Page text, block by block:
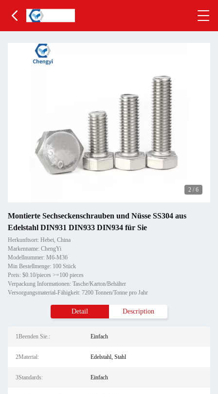
2 / 6
Montierte Sechseckenschrauben und Nüsse SS304 aus
Edelstahl DIN931 DIN933 DIN934 für Sie
Herkunftsort: Hebei, China
Markenname: ChengYi
Modellnummer: M6-M36
Min Bestellmenge: 100 Stück
Preis: $0.10/pieces >=100 pieces
Verpackung Informationen: Tasche/Karton/Behälter
Versorgungsmaterial-Fähigkeit: 7200 Tonnen/Tonne pro Jahr
Detail Description
1Beenden Sie.: Einfach
2Material: Edelstahl, Stahl
3Standards: Einfach